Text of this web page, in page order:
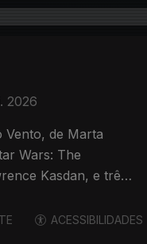
2026
Vento, de Marta
Wars: The
Kasdan, e três
ACESSIBILIDADES